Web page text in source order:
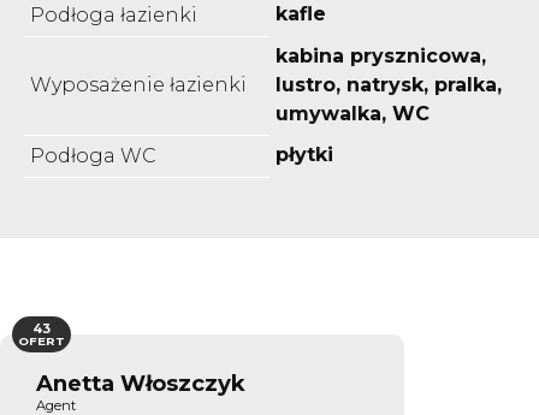
Podłoga łazienki
kafle
Wyposażenie łazienki
kabina prysznicowa,
lustro, natrysk, pralka,
umywalka, WC
Podłoga WC
płytki
Anetta Włoszczyk
Agent
43
OFERT